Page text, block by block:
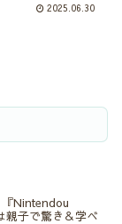
れた渋谷で～』、
2025.06.30
『Nintendou
親子で驚き＆学べ